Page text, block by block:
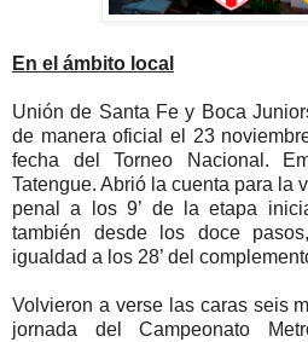
En el ámbito local
Unión de Santa Fe y Boca
de manera oficial el 23
fecha del Torneo Nacional.
Tatengue. Abrió la cuenta para la
penal a los 9’ de la etapa
también desde los doce
igualdad a los 28’ del
Volvieron a verse las caras seis
jornada del Campeonato